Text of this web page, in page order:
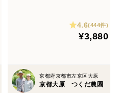
田大原で心を込めて大切に露
地栽培された大地の恵みたっ
4.6(444件)
¥3,880
京都府京都市左京区大原
京都大原 つくだ農園